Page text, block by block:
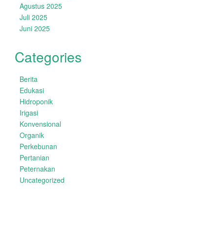
Agustus 2025
Juli 2025
Juni 2025
Categories
Berita
Edukasi
Hidroponik
Irigasi
Konvensional
Organik
Perkebunan
Pertanian
Peternakan
Uncategorized